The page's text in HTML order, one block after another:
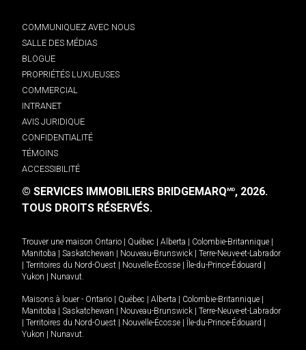
COMMUNIQUEZ AVEC NOUS
SALLE DES MÉDIAS
BLOGUE
PROPRIÉTÉS LUXUEUSES
COMMERCIAL
INTRANET
AVIS JURIDIQUE
CONFIDENTIALITÉ
TÉMOINS
ACCESSIBILITÉ
© SERVICES IMMOBILIERS BRIDGEMARQMD, 2026.
TOUS DROITS RÉSERVÉS.
Trouver une maison Ontario Québec Alberta Colombie-Britannique
Manitoba
Saskatchewan Nouveau-Brunswick
Terre-Neuve-et-Labrador
Territoires du Nord-Ouest Nouvelle-Écosse Île-du-Prince-Édouard
Yukon
Nunavut.
Maisons à louer - Ontario Québec Alberta Colombie-Britannique
Manitoba
Saskatchewan Nouveau-Brunswick
Terre-Neuve-et-Labrador
Territoires du Nord-Ouest Nouvelle-Écosse Île-du-Prince-Édouard
Yukon
Nunavut.